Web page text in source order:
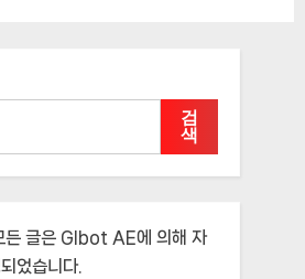
검
색
든 글은 Glbot AE에 의해 자
었습니다.